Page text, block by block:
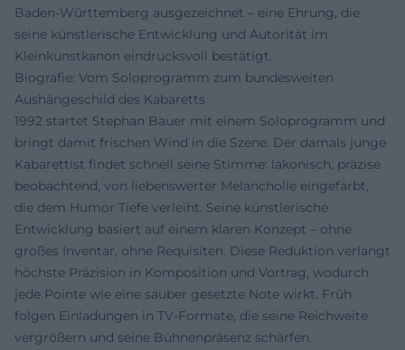
Baden‑Württemberg ausgezeichnet – eine Ehrung, die
seine künstlerische Entwicklung und Autorität im
Kleinkunstkanon eindrucksvoll bestätigt.
Biografie: Vom Soloprogramm zum bundesweiten
Aushängeschild des Kabaretts
1992 startet Stephan Bauer mit einem Soloprogramm und
bringt damit frischen Wind in die Szene. Der damals junge
Kabarettist findet schnell seine Stimme: lakonisch, präzise
beobachtend, von liebenswerter Melancholie eingefärbt,
die dem Humor Tiefe verleiht. Seine künstlerische
Entwicklung basiert auf einem klaren Konzept – ohne
großes Inventar, ohne Requisiten. Diese Reduktion verlangt
höchste Präzision in Komposition und Vortrag, wodurch
jede Pointe wie eine sauber gesetzte Note wirkt. Früh
folgen Einladungen in TV-Formate, die seine Reichweite
vergrößern und seine Bühnenpräsenz schärfen.